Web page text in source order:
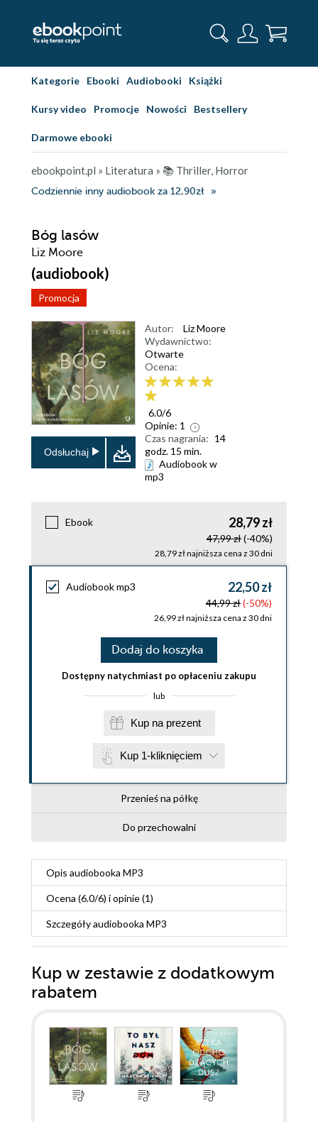
Kategorie Ebooki Audiobooki Książki
Kursy video Promocje Nowości Bestsellery
Darmowe ebooki
ebookpoint.pl » Literatura » 📚 Thriller, Horror
Codziennie inny audiobook za 12,90zł
Bóg lasów
Liz Moore
(audiobook)
Promocja
Odsłuchaj
Autor:
Liz Moore
Wydawnictwo:
Otwarte
Ocena:
6.0/6
Opinie: 1
Czas nagrania: 14
godz. 15 min.
Audiobook w
mp3
Ebook 28,79 zł
47,99 zł(-40%)
28,79 zł najniższa cena z 30 dni
Audiobook mp3 22,50 zł
44,99 zł(-50%)
26,99 zł najniższa cena z 30 dni
Dodaj do koszyka
Dostępny natychmiast po opłaceniu zakupu
lub
Kup na prezent
Kup 1-kliknięciem
Przenieś na półkę
Do przechowalni
Opis audiobooka MP3
Ocena (6.0/6) i opinie (1)
Szczegółyaudiobooka MP3
Kup w zestawie z dodatkowym
rabatem